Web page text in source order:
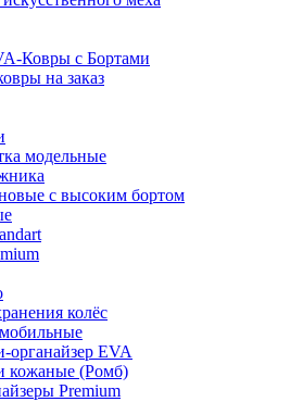
Ковры с Бортами
на заказ
модельные
с высоким бортом
колёс
органайзер EVA
кожаные (Ромб)
Premium